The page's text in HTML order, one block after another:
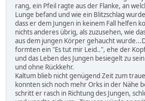
rang, ein Pfeil ragte aus der Flanke, an
Lunge befand und wie ein Blitzschlag
dass er dem Jungen in keinem Fall helfen
nichts anderes übrig, als zuzusehen, wie
aus dem jungen Körper gehaucht
formten ein "Es tut mir Leid..", ehe der
und das Leben des Jungen besiegelt zu
und ohne Rückkehr.
Kaltum blieb nicht genügend Zeit zum
konnten sich noch mehr Orks in der Nähe
schritt er rasch in Richtung des Jungen,